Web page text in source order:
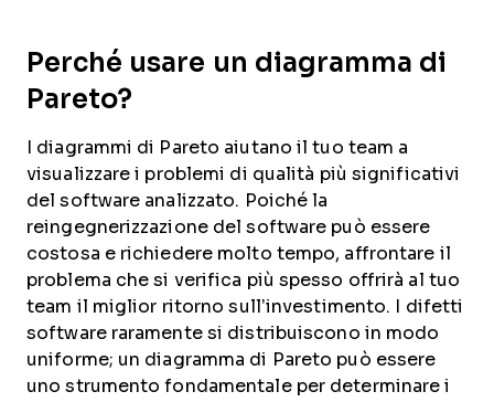
Perché usare un diagramma di
Pareto?
I diagrammi di Pareto aiutano il tuo team a
visualizzare i problemi di qualità più significativi
del software analizzato. Poiché la
reingegnerizzazione del software può essere
costosa e richiedere molto tempo, affrontare il
problema che si verifica più spesso offrirà al tuo
team il miglior ritorno sull’investimento. I difetti
software raramente si distribuiscono in modo
uniforme; un diagramma di Pareto può essere
uno strumento fondamentale per determinare i